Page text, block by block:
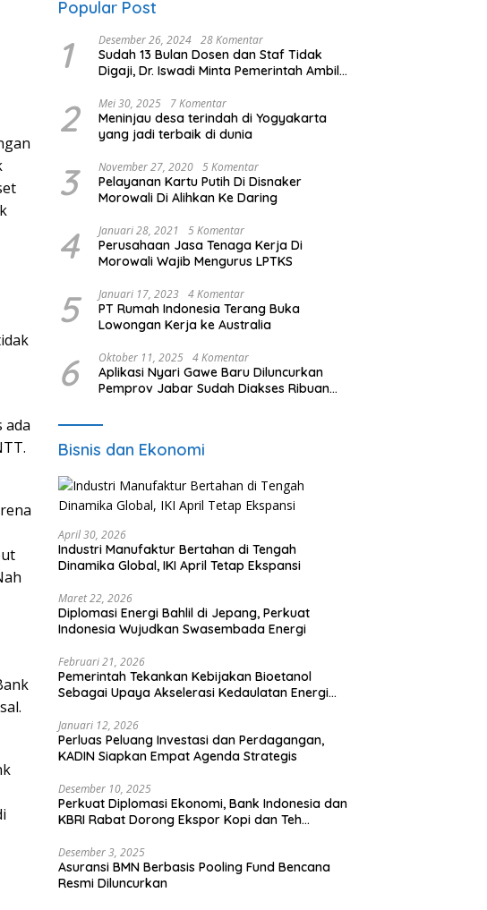
ada
Popular Post
1 Desember 26, 2024 28 Komentar
Sudah 13 Bulan Dosen dan Staf Tidak
Digaji, Dr. Iswadi Minta Pemerintah Ambil
2 Mei 30, 2025 7 Komentar
Meninjau desa terindah di Yogyakarta
yang jadi terbaik di dunia
3 November 27, 2020 5 Komentar
Pelayanan Kartu Putih Di Disnaker
Morowali Di Alihkan Ke Daring
4 Januari 28, 2021 5 Komentar
Perusahaan Jasa Tenaga Kerja Di
Morowali Wajib Mengurus LPTKS
5 Januari 17, 2023 4 Komentar
PT Rumah Indonesia Terang Buka
Lowongan Kerja ke Australia
6 Oktober 11, 2025 4 Komentar
Aplikasi Nyari Gawe Baru Diluncurkan
Pemprov Jabar Sudah Diakses Ribuan
Bisnis dan Ekonomi
April 30, 2026
Industri Manufaktur Bertahan di Tengah
Dinamika Global, IKI April Tetap Ekspansi
Maret 22, 2026
Diplomasi Energi Bahlil di Jepang, Perkuat
Indonesia Wujudkan Swasembada Energi
Februari 21, 2026
Pemerintah Tekankan Kebijakan Bioetanol
Sebagai Upaya Akselerasi Kedaulatan Energi
Januari 12, 2026
Perluas Peluang Investasi dan Perdagangan,
KADIN Siapkan Empat Agenda Strategis
Desember 10, 2025
Perkuat Diplomasi Ekonomi, Bank Indonesia dan
KBRI Rabat Dorong Ekspor Kopi dan Teh
Desember 3, 2025
Asuransi BMN Berbasis Pooling Fund Bencana
Resmi Diluncurkan